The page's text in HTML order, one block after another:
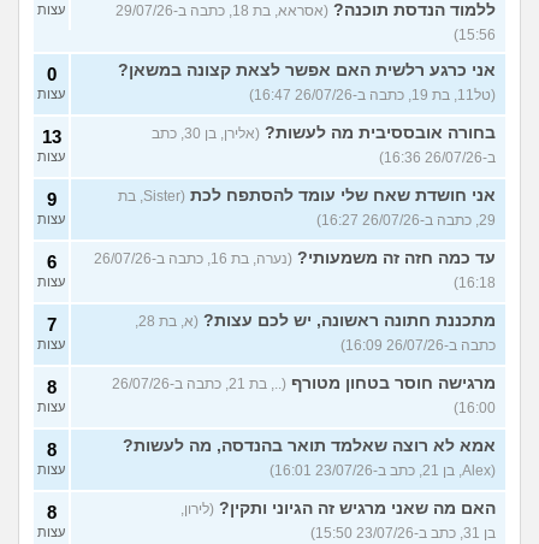
ללמוד הנדסת תוכנה?
(אסראא, בת 18, כתבה ב-29/07/26
15:56)
עצות
אני כרגע רלשית האם אפשר לצאת קצונה במשאן?
(טל11, בת 19, כתבה ב-26/07/26 16:47)
0
עצות
בחורה אובססיבית מה לעשות?
(אלירן, בן 30, כתב
ב-26/07/26 16:36)
13
עצות
אני חושדת שאח שלי עומד להסתפח לכת
(Sister, בת
29, כתבה ב-26/07/26 16:27)
9
עצות
עד כמה חזה זה משמעותי?
(נערה, בת 16, כתבה ב-26/07/26
16:18)
6
עצות
מתכננת חתונה ראשונה, יש לכם עצות?
(א, בת 28,
כתבה ב-26/07/26 16:09)
7
עצות
מרגישה חוסר בטחון מטורף
(.., בת 21, כתבה ב-26/07/26
16:00)
8
עצות
אמא לא רוצה שאלמד תואר בהנדסה, מה לעשות?
(Alex, בן 21, כתב ב-23/07/26 16:01)
8
עצות
האם מה שאני מרגיש זה הגיוני ותקין? (לירון,
בן 31, כתב ב-23/07/26 15:50)
8
עצות